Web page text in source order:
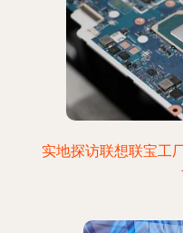
实地探访联想联宝工